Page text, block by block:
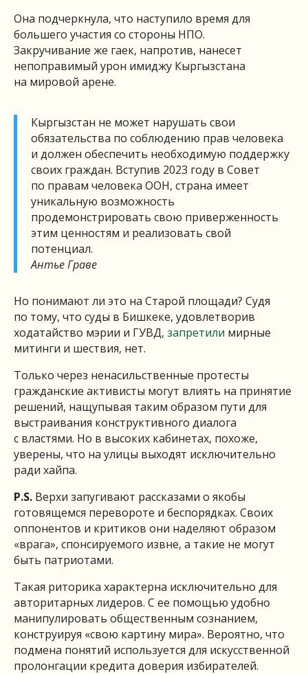
Она подчеркнула, что наступило время для
большего участия со стороны НПО.
Закручивание же гаек, напротив, нанесет
непоправимый урон имиджу Кыргызстана
на мировой арене.
Кыргызстан не может нарушать свои
обязательства по соблюдению прав человека
и должен обеспечить необходимую поддержку
своих граждан. Вступив 2023 году в Совет
по правам человека ООН, страна имеет
уникальную возможность
продемонстрировать свою приверженность
этим ценностям и реализовать свой
потенциал.
Антье Граве
Но понимают ли это на Старой площади? Судя
по тому, что суды в Бишкеке, удовлетворив
ходатайство мэрии и ГУВД, запретили мирные
митинги и шествия, нет.
Только через ненасильственные протесты
гражданские активисты могут влиять на принятие
решений, нащупывая таким образом пути для
выстраивания конструктивного диалога
с властями. Но в высоких кабинетах, похоже,
уверены, что на улицы выходят исключительно
ради хайпа.
P.S. Верхи запугивают рассказами о якобы
готовящемся перевороте и беспорядках. Своих
оппонентов и критиков они наделяют образом
«врага», спонсируемого извне, а такие не могут
быть патриотами.
Такая риторика характерна исключительно для
авторитарных лидеров. С ее помощью удобно
манипулировать общественным сознанием,
конструируя «свою картину мира». Вероятно, что
подмена понятий используется для искусственной
пролонгации кредита доверия избирателей.